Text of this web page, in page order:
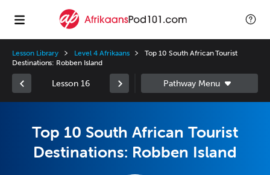
Lesson Library Level 4 Afrikaans
Top 10 South African Tourist
Destinations: Robben Island
Lesson 16
Top 10 South African Tourist
Destinations: Robben Island